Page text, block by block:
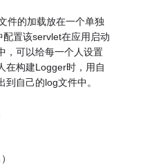
件的加载放在一个单独
置该servlet在应用启动
，可以给每一个人设置
在构建Logger时，用自
自己的log文件中。